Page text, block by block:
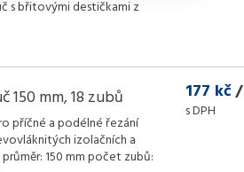
s břitovými destičkami z
150 mm, 18 zubů
příčné a podélné řezání
izolačních a
150 mm počet zubů:
177 kč/
s DPH